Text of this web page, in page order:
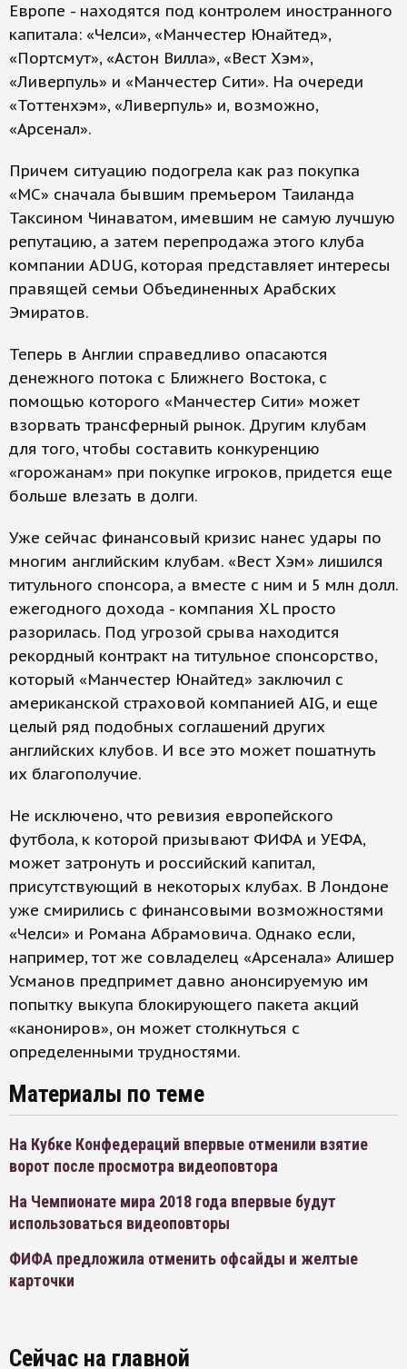
Европе - находятся под контролем иностранного
капитала: «Челси», «Манчестер Юнайтед»,
«Портсмут», «Астон Вилла», «Вест Хэм»,
«Ливерпуль» и «Манчестер Сити». На очереди
«Тоттенхэм», «Ливерпуль» и, возможно,
«Арсенал».
Причем ситуацию подогрела как раз покупка
«МС» сначала бывшим премьером Таиланда
Таксином Чинаватом, имевшим не самую лучшую
репутацию, а затем перепродажа этого клуба
компании ADUG, которая представляет интересы
правящей семьи Объединенных Арабских
Эмиратов.
Теперь в Англии справедливо опасаются
денежного потока с Ближнего Востока, с
помощью которого «Манчестер Сити» может
взорвать трансферный рынок. Другим клубам
для того, чтобы составить конкуренцию
«горожанам» при покупке игроков, придется еще
больше влезать в долги.
Уже сейчас финансовый кризис нанес удары по
многим английским клубам. «Вест Хэм» лишился
титульного спонсора, а вместе с ним и 5 млн долл.
ежегодного дохода - компания XL просто
разорилась. Под угрозой срыва находится
рекордный контракт на титульное спонсорство,
который «Манчестер Юнайтед» заключил с
американской страховой компанией AIG, и еще
целый ряд подобных соглашений других
английских клубов. И все это может пошатнуть
их благополучие.
Не исключено, что ревизия европейского
футбола, к которой призывают ФИФА и УЕФА,
может затронуть и российский капитал,
присутствующий в некоторых клубах. В Лондоне
уже смирились с финансовыми возможностями
«Челси» и Романа Абрамовича. Однако если,
например, тот же совладелец «Арсенала» Алишер
Усманов предпримет давно анонсируемую им
попытку выкупа блокирующего пакета акций
«канониров», он может столкнуться с
определенными трудностями.
Материалы по теме
На Кубке Конфедераций впервые отменили взятие
ворот после просмотра видеоповтора
На Чемпионате мира 2018 года впервые будут
использоваться видеоповторы
ФИФА предложила отменить офсайды и желтые
карточки
Сейчас на главной